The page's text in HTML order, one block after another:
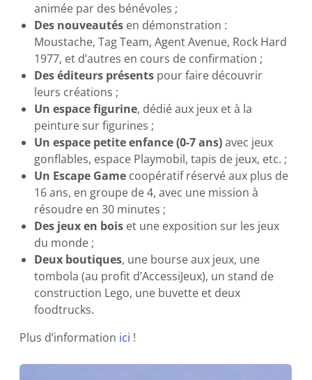
animée par des bénévoles ;
Des nouveautésen démonstration :
Moustache, Tag Team, Agent Avenue, Rock Hard
1977, et d’autres en cours de confirmation ;
Des éditeurs présentspour faire découvrir
leurs créations ;
Un espace figurine, dédié aux jeux et à la
peinture sur figurines ;
Un espace petite enfance (0-7 ans)avec jeux
gonflables, espace Playmobil, tapis de jeux, etc. ;
Un Escape Gamecoopératif réservé aux plus de
16 ans, en groupe de 4, avec une mission à
résoudre en 30 minutes ;
Des jeux en boiset une exposition sur les jeux
du monde ;
Deux boutiques, une bourse aux jeux, une
tombola (au profit d’AccessiJeux), un stand de
construction Lego, une buvette et deux
foodtrucks.
Plus d’information ici !